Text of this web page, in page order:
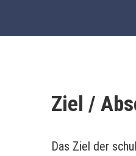
Ziel /
Das Ziel der